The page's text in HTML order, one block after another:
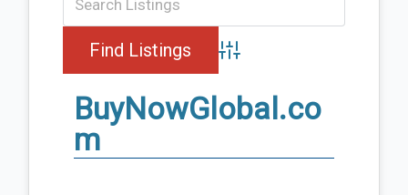
Advanced Search
BuyNowGlobal.co
m